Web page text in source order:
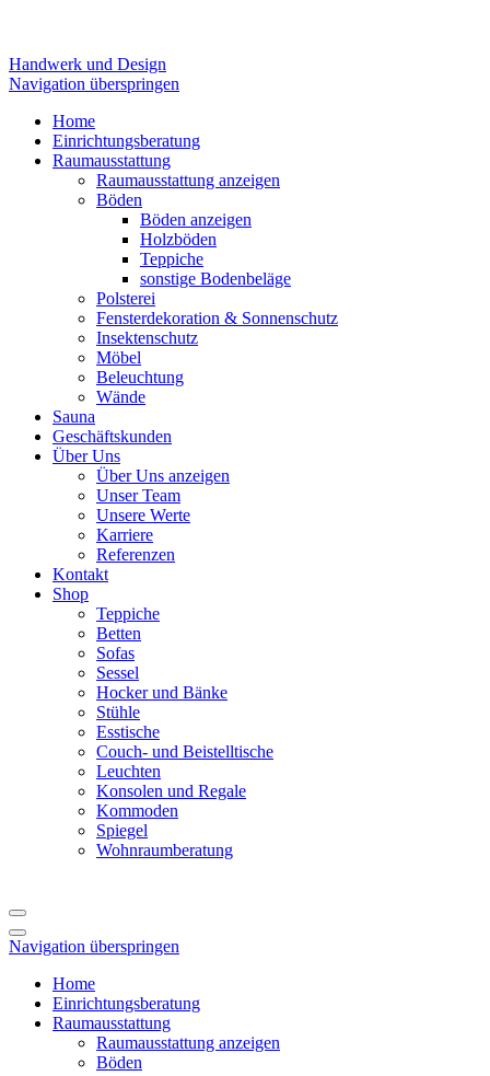
Handwerk und Design
Navigation überspringen
Home
Einrichtungsberatung
Raumausstattung
Raumausstattung anzeigen
Böden
Böden anzeigen
Holzböden
Teppiche
sonstige Bodenbeläge
Polsterei
Fensterdekoration & Sonnenschutz
Insektenschutz
Möbel
Beleuchtung
Wände
Sauna
Geschäftskunden
Über Uns
Über Uns anzeigen
Unser Team
Unsere Werte
Karriere
Referenzen
Kontakt
Shop
Teppiche
Betten
Sofas
Sessel
Hocker und Bänke
Stühle
Esstische
Couch- und Beistelltische
Leuchten
Konsolen und Regale
Kommoden
Spiegel
Wohnraumberatung
Navigation überspringen
Home
Einrichtungsberatung
Raumausstattung
Raumausstattung anzeigen
Böden